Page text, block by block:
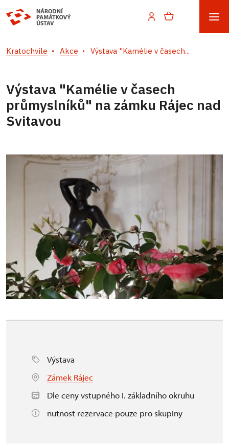
Kratochvíle Akce Výstava "Kamélie v časech...
Výstava "Kamélie v časech
průmyslníků" na zámku Rájec nad
Svitavou
Výstava
Zámek Rájec
Dle ceny vstupného I. základního okruhu
nutnost rezervace pouze pro skupiny